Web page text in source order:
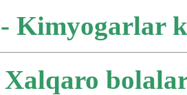
Kimyogarlar
Xalqaro